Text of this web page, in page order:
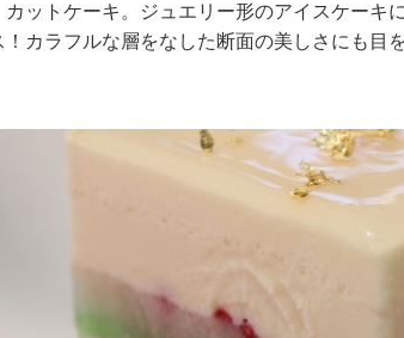
カットケーキ。ジュエリー形のアイスケーキ
カラフルな層をなした断面の美しさにも目